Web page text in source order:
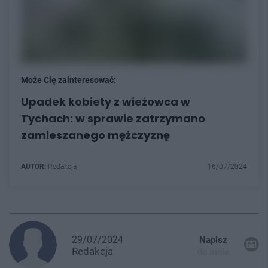
Może Cię zainteresować:
Upadek kobiety z wieżowca w
Tychach: w sprawie zatrzymano
zamieszanego mężczyznę
AUTOR: Redakcja 16/07/2024
29/07/2024
Redakcja
Napisz